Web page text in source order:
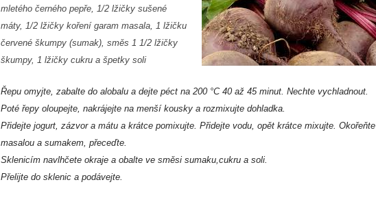
mletého černého pepře,
1/2 lžičky sušené
máty, 1/2 lžičky koření garam masala,
1 lžičku
červené škumpy (sumak), směs 1 1/2 lžičky
škumpy, 1 lžičky cukru a špetky soli
Řepu omyjte, zabalte do alobalu a dejte péct na 200 °C 40 až 45 minut. Nechte vychladnout.
Poté řepy oloupejte, nakrájejte na menší kousky a rozmixujte dohladka.
Přidejte jogurt, zázvor a mátu a krátce pomixujte. Přidejte vodu, opět krátce mixujte. Okořeňte
masalou a sumakem, přeceďte.
Sklenicím navlhčete okraje a obalte ve směsi sumaku,cukru a soli.
Přelijte do sklenic a podávejte.